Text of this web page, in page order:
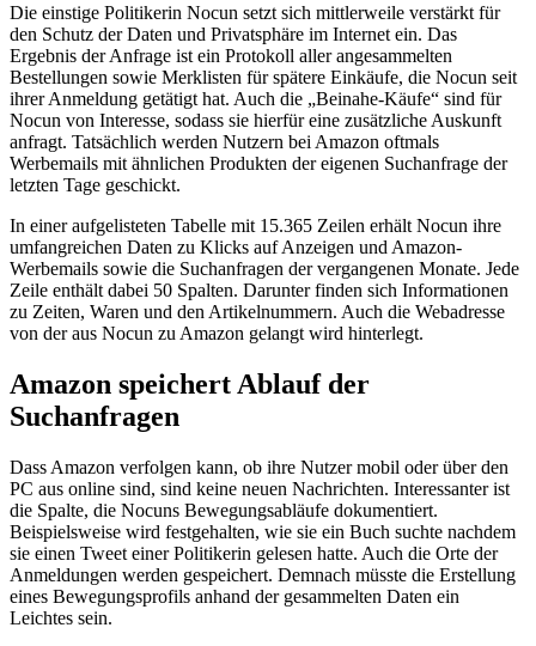
Die einstige Politikerin Nocun setzt sich mittlerweile verstärkt für
den Schutz der Daten und Privatsphäre im Internet ein. Das
Ergebnis der Anfrage ist ein Protokoll aller angesammelten
Bestellungen sowie Merklisten für spätere Einkäufe, die Nocun seit
ihrer Anmeldung getätigt hat. Auch die „Beinahe-Käufe“ sind für
Nocun von Interesse, sodass sie hierfür eine zusätzliche Auskunft
anfragt. Tatsächlich werden Nutzern bei Amazon oftmals
Werbemails mit ähnlichen Produkten der eigenen Suchanfrage der
letzten Tage geschickt.
In einer aufgelisteten Tabelle mit 15.365 Zeilen erhält Nocun ihre
umfangreichen Daten zu Klicks auf Anzeigen und Amazon-
Werbemails sowie die Suchanfragen der vergangenen Monate. Jede
Zeile enthält dabei 50 Spalten. Darunter finden sich Informationen
zu Zeiten, Waren und den Artikelnummern. Auch die Webadresse
von der aus Nocun zu Amazon gelangt wird hinterlegt.
Amazon speichert Ablauf der
Suchanfragen
Dass Amazon verfolgen kann, ob ihre Nutzer mobil oder über den
PC aus online sind, sind keine neuen Nachrichten. Interessanter ist
die Spalte, die Nocuns Bewegungsabläufe dokumentiert.
Beispielsweise wird festgehalten, wie sie ein Buch suchte nachdem
sie einen Tweet einer Politikerin gelesen hatte. Auch die Orte der
Anmeldungen werden gespeichert. Demnach müsste die Erstellung
eines Bewegungsprofils anhand der gesammelten Daten ein
Leichtes sein.